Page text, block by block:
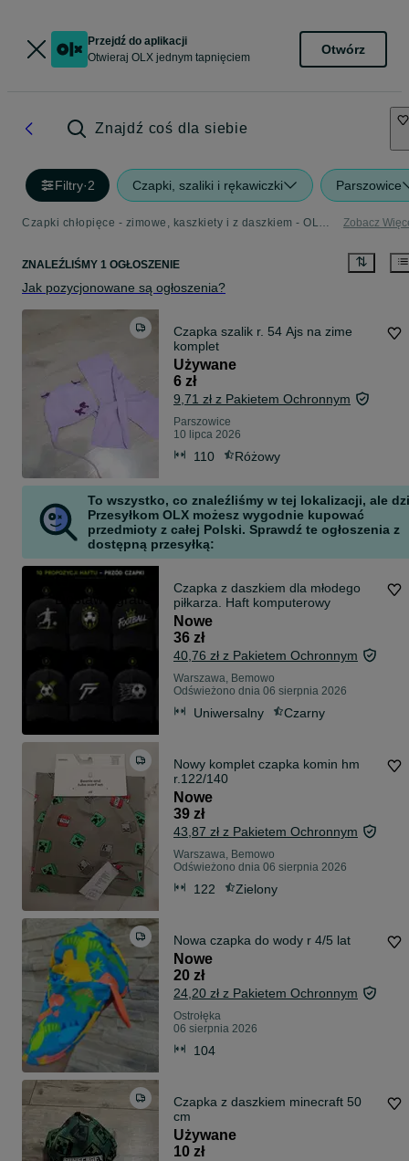
Przejdź do aplikacji
Otwieraj OLX jednym tapnięciem
Otwórz
Znajdź coś dla siebie
Filtry·2 Czapki, szaliki i rękawiczki Parszowice
Czapki chłopięce - zimowe, kaszkiety i z daszkiem - OLX.pl Zobacz
ZNALEŹLIŚMY 1 OGŁOSZENIE
Jak pozycjonowane są ogłoszenia?
Czapka szalik r. 54 Ajs na zime
komplet
Używane
6 zł
9,71 zł z Pakietem Ochronnym
Parszowice
10 lipca 2026
110 Różowy
To wszystko, co znaleźliśmy w tej lokalizacji, ale
Przesyłkom OLX możesz wygodnie kupować
przedmioty z całej Polski. Sprawdź te ogłoszenia z
dostępną przesyłką:
Dostawa gratis
Czapka z daszkiem dla młodego
piłkarza. Haft komputerowy
Nowe
36 zł
40,76 zł z Pakietem Ochronnym
Warszawa, Bemowo
Odświeżono dnia 06 sierpnia 2026
Uniwersalny Czarny
Nowy komplet czapka komin hm
r.122/140
Nowe
39 zł
43,87 zł z Pakietem Ochronnym
Warszawa, Bemowo
Odświeżono dnia 06 sierpnia 2026
122 Zielony
Nowa czapka do wody r 4/5 lat
Nowe
20 zł
24,20 zł z Pakietem Ochronnym
Ostrołęka
06 sierpnia 2026
104
Czapka z daszkiem minecraft 50
cm
Używane
10 zł